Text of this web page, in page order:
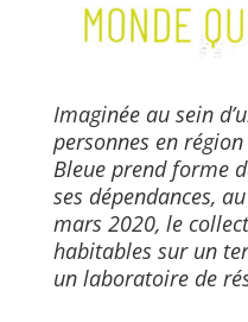
Imaginée au sein
personnes en
Bleue prend forme
ses dépendances,
mars 2020, le
habitables sur un
un laboratoire de